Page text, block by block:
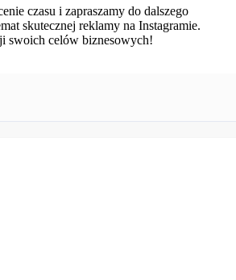
czasu i ⁣zapraszamy do⁣ dalszego
skutecznej reklamy ⁢na‍ Instagramie.
swoich celów biznesowych!